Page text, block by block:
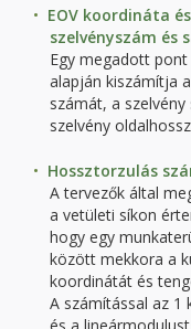
EOV koordináta
szelvényszám
Egy megadott
alapján kiszámítja
számát, a
szelvény
Hossztorzulás
A tervezők által
a vetületi síkon
hogy egy
között mekkora a
koordinátát és
A számítással az 1